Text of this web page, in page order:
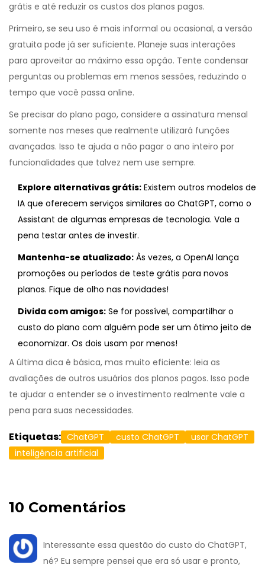
grátis e até reduzir os custos dos planos pagos.
Primeiro, se seu uso é mais informal ou ocasional, a versão
gratuita pode já ser suficiente. Planeje suas interações
para aproveitar ao máximo essa opção. Tente condensar
perguntas ou problemas em menos sessões, reduzindo o
tempo que você passa online.
Se precisar do plano pago, considere a assinatura mensal
somente nos meses que realmente utilizará funções
avançadas. Isso te ajuda a não pagar o ano inteiro por
funcionalidades que talvez nem use sempre.
Explore alternativas grátis: Existem outros modelos de
IA que oferecem serviços similares ao ChatGPT, como o
Assistant de algumas empresas de tecnologia. Vale a
pena testar antes de investir.
Mantenha-se atualizado: Às vezes, a OpenAI lança
promoções ou períodos de teste grátis para novos
planos. Fique de olho nas novidades!
Divida com amigos: Se for possível, compartilhar o
custo do plano com alguém pode ser um ótimo jeito de
economizar. Os dois usam por menos!
A última dica é básica, mas muito eficiente: leia as
avaliações de outros usuários dos planos pagos. Isso pode
te ajudar a entender se o investimento realmente vale a
pena para suas necessidades.
Etiquetas: ChatGPT custo ChatGPT
usar ChatGPT
inteligência artificial
10 Comentários
Interessante essa questão do custo do ChatGPT,
né? Eu sempre pensei que era só usar e pronto,